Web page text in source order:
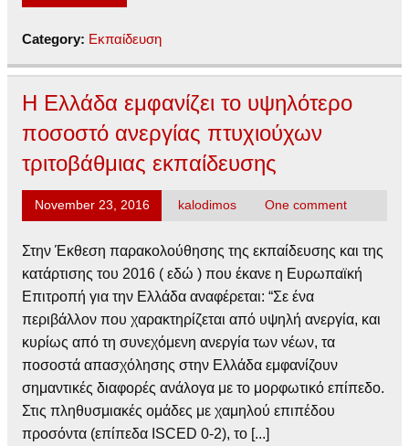
Category: Εκπαίδευση
Η Ελλάδα εμφανίζει το υψηλότερο
ποσοστό ανεργίας πτυχιούχων
τριτοβάθμιας εκπαίδευσης
November 23, 2016 kalodimos One comment
Στην Έκθεση παρακολούθησης της εκπαίδευσης και της
κατάρτισης του 2016 ( εδώ ) που έκανε η Ευρωπαϊκή
Επιτροπή για την Ελλάδα αναφέρεται: “Σε ένα
περιβάλλον που χαρακτηρίζεται από υψηλή ανεργία, και
κυρίως από τη συνεχόμενη ανεργία των νέων, τα
ποσοστά απασχόλησης στην Ελλάδα εμφανίζουν
σημαντικές διαφορές ανάλογα με το μορφωτικό επίπεδο.
Στις πληθυσμιακές ομάδες με χαμηλού επιπέδου
προσόντα (επίπεδα ISCED 0-2), το [...]